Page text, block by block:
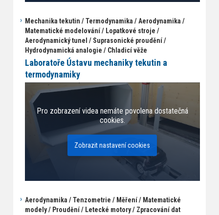
Mechanika tekutin / Termodynamika / Aerodynamika /
Matematické modelování / Lopatkové stroje /
Aerodynamický tunel / Suprasonické proudění /
Hydrodynamická analogie / Chladicí věže
Laboratoře Ústavu mechaniky tekutin a
termodynamiky
Pro zobrazení videa nemáte povolena dostatečná
cookies.
Zobrazit nastavení cookies
Aerodynamika / Tenzometrie / Měření / Matematické
modely / Proudění / Letecké motory / Zpracování dat